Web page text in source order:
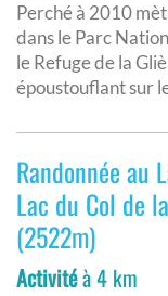
Perché à 2010
dans le Parc
le Refuge de la
époustouflant sur
Randonnée au
Lac du Col de
(2522m)
Activitéà 4 km